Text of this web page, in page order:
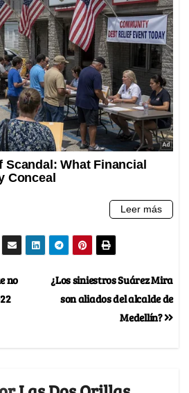
¿Los siniestros Suárez Mira
son aliados del alcalde de
Medellín?
no